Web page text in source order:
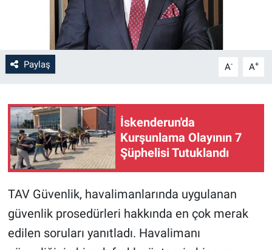
Paylaş A- A+
İskenderun'da
Kurşunlama Olayının 7
Şüphelisi Tutuklandı
TAV Güvenlik, havalimanlarında uygulanan
güvenlik prosedürleri hakkında en çok merak
edilen soruları yanıtladı. Havalimanı